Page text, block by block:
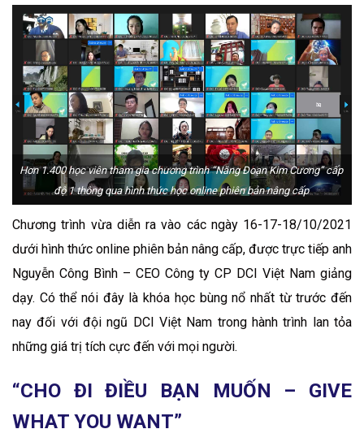
Hơn 1.400 học viên tham gia chương trình “Năng Đoạn Kim Cương” cấp
độ 1 thông qua hình thức học online phiên bản nâng cấp
Chương trình vừa diễn ra vào các ngày 16-17-18/10/2021
dưới hình thức online phiên bản nâng cấp, được trực tiếp anh
Nguyễn Công Bình – CEO Công ty CP DCI Việt Nam giảng
dạy. Có thể nói đây là khóa học bùng nổ nhất từ trước đến
nay đối với đội ngũ DCI Việt Nam trong hành trình lan tỏa
những giá trị tích cực đến với mọi người.
“CHO ĐI ĐIỀU BẠN MUỐN – GIVE
WHAT YOU WANT”